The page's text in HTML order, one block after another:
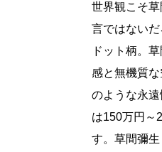
世界観こそ
言ではない
ドット柄。
感と無機質
のような永
は150万円～
す。草間彌